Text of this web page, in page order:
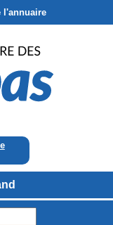
l'annuaire